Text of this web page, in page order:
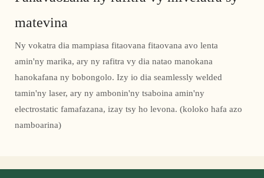
matevina
Ny vokatra dia mampiasa fitaovana fitaovana avo lenta
amin'ny marika, ary ny rafitra vy dia natao manokana
hanokafana ny bobongolo. Izy io dia seamlessly welded
tamin'ny laser, ary ny ambonin'ny tsaboina amin'ny
electrostatic famafazana, izay tsy ho levona. (koloko hafa azo
namboarina)